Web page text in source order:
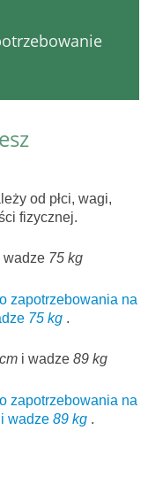
od płci, wagi,
fizycznej.
wadze 75 kg
zapotrzebowania na
75 kg .
i wadze 89 kg
zapotrzebowania na
i wadze 89 kg .